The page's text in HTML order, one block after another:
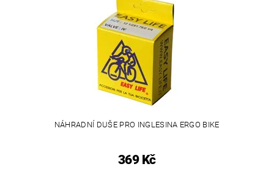
NÁHRADNÍ DUŠE PRO INGLESINA ERGO BIKE
369 Kč